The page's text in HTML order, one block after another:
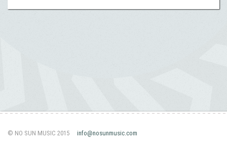
© NO SUN MUSIC 2015 info@nosunmusic.com